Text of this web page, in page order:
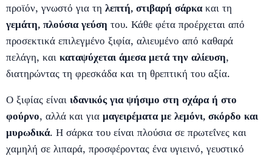
προϊόν, γνωστό για τη λεπτή, στιβαρή σάρκακαι τη
γεμάτη, πλούσια γεύση του. Κάθε φέτα προέρχεται από
προσεκτικά επιλεγμένο ξιφία, αλιευμένο από καθαρά
πελάγη, και καταψύχεται άμεσα μετά την αλίευση,
διατηρώντας τη φρεσκάδα και τη θρεπτική του αξία.
Ο ξιφίας είναι ιδανικός για ψήσιμο στη σχάρα ή στο
φούρνο, αλλά και για μαγειρέματα με λεμόνι, σκόρδο και
μυρωδικά. Η σάρκα του είναι πλούσια σε πρωτεΐνες και
χαμηλή σε λιπαρά, προσφέροντας ένα υγιεινό, γευστικό